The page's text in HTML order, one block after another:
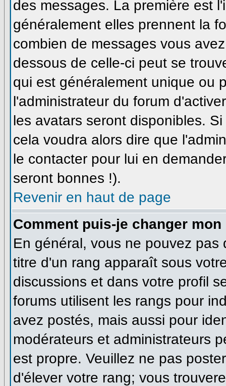
des messages. La première est
généralement elles prennent la
combien de messages vous
dessous de celle-ci peut se
qui est généralement unique ou
l'administrateur du forum
les avatars seront disponibles.
cela voudra alors dire que
le contacter pour lui en
seront bonnes !).
Revenir en haut de page
Comment puis-je changer mon
En général, vous ne pouvez
titre d'un rang apparaît sous
discussions et dans votre profil
forums utilisent les rangs pour
avez postés, mais aussi pour
modérateurs et administrateurs
est propre. Veuillez ne pas
d'élever votre rang; vous